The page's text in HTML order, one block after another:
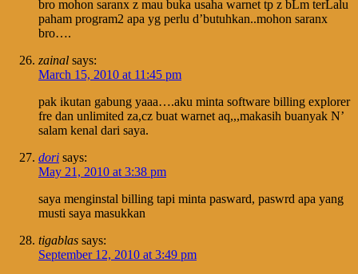
bro mohon saranx z mau buka usaha warnet tp z bLm terLalu
paham program2 apa yg perlu d’butuhkan..mohon saranx
bro….
zainal says:
March 15, 2010 at 11:45 pm
pak ikutan gabung yaaa….aku minta software billing explorer
fre dan unlimited za,cz buat warnet aq,,,makasih buanyak N’
salam kenal dari saya.
dori says:
May 21, 2010 at 3:38 pm
saya menginstal billing tapi minta pasward, paswrd apa yang
musti saya masukkan
tigablas says:
September 12, 2010 at 3:49 pm